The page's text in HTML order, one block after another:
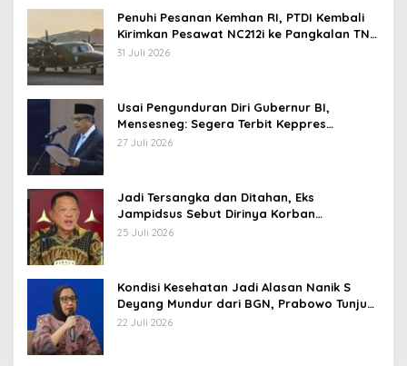
Penuhi Pesanan Kemhan RI, PTDI Kembali
Kirimkan Pesawat NC212i ke Pangkalan TNI
AU
31 Juli 2026
Usai Pengunduran Diri Gubernur BI,
Mensesneg: Segera Terbit Keppres
Pemberhentian dengan Hormat
27 Juli 2026
Jadi Tersangka dan Ditahan, Eks
Jampidsus Sebut Dirinya Korban
Kriminalisasi
25 Juli 2026
Kondisi Kesehatan Jadi Alasan Nanik S
Deyang Mundur dari BGN, Prabowo Tunjuk
Wamentan Sudaryono
22 Juli 2026